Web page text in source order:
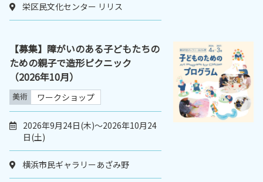
栄区民文化センター リリス
【募集】障がいのある子どもたちの
ための親子で造形ピクニック
（2026年10月）
美術 ワークショップ
2026年9月24日(木)～2026年10月24
日(土)
横浜市民ギャラリーあざみ野